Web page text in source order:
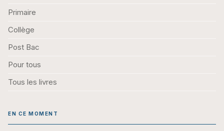
Primaire
Collège
Post Bac
Pour tous
Tous les livres
EN CE MOMENT